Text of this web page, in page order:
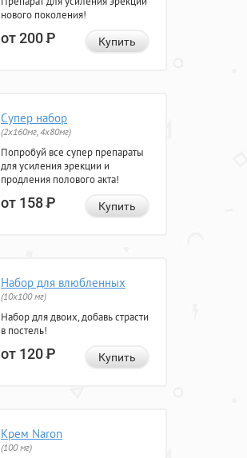
нового поколения!
от 200Р Купить
Супер набор
(2х160мг, 4х80мг)
Попробуй все супер препараты
для усиления эрекции и
продления полового акта!
от 158Р Купить
Набор для влюбленных
(10х100 мг)
Набор для двоих, добавь страсти
в постель!
от 120Р Купить
Крем Naron
(100 мг)